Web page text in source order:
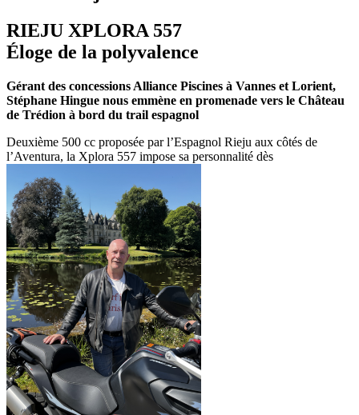
RIEJU XPLORA 557
Éloge de la polyvalence
Gérant des concessions Alliance Piscines à Vannes et Lorient,
Stéphane Hingue nous emmène en promenade vers le Château
de Trédion à bord du trail espagnol
Deuxième 500 cc proposée par l’Espagnol Rieju aux côtés de
l’Aventura, la Xplora 557 impose sa personnalité dès